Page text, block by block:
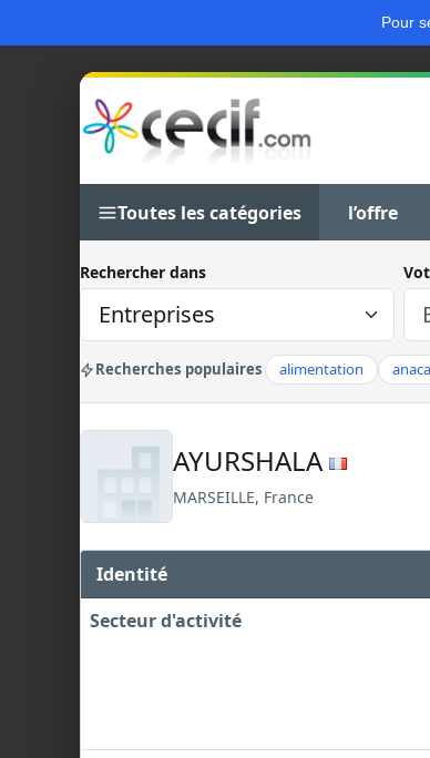
Pour
Toutes les catégories l’offre
Rechercher dans
Recherches populaires alimentation
AYURSHALA
MARSEILLE, France
Identité
Secteur d'activité